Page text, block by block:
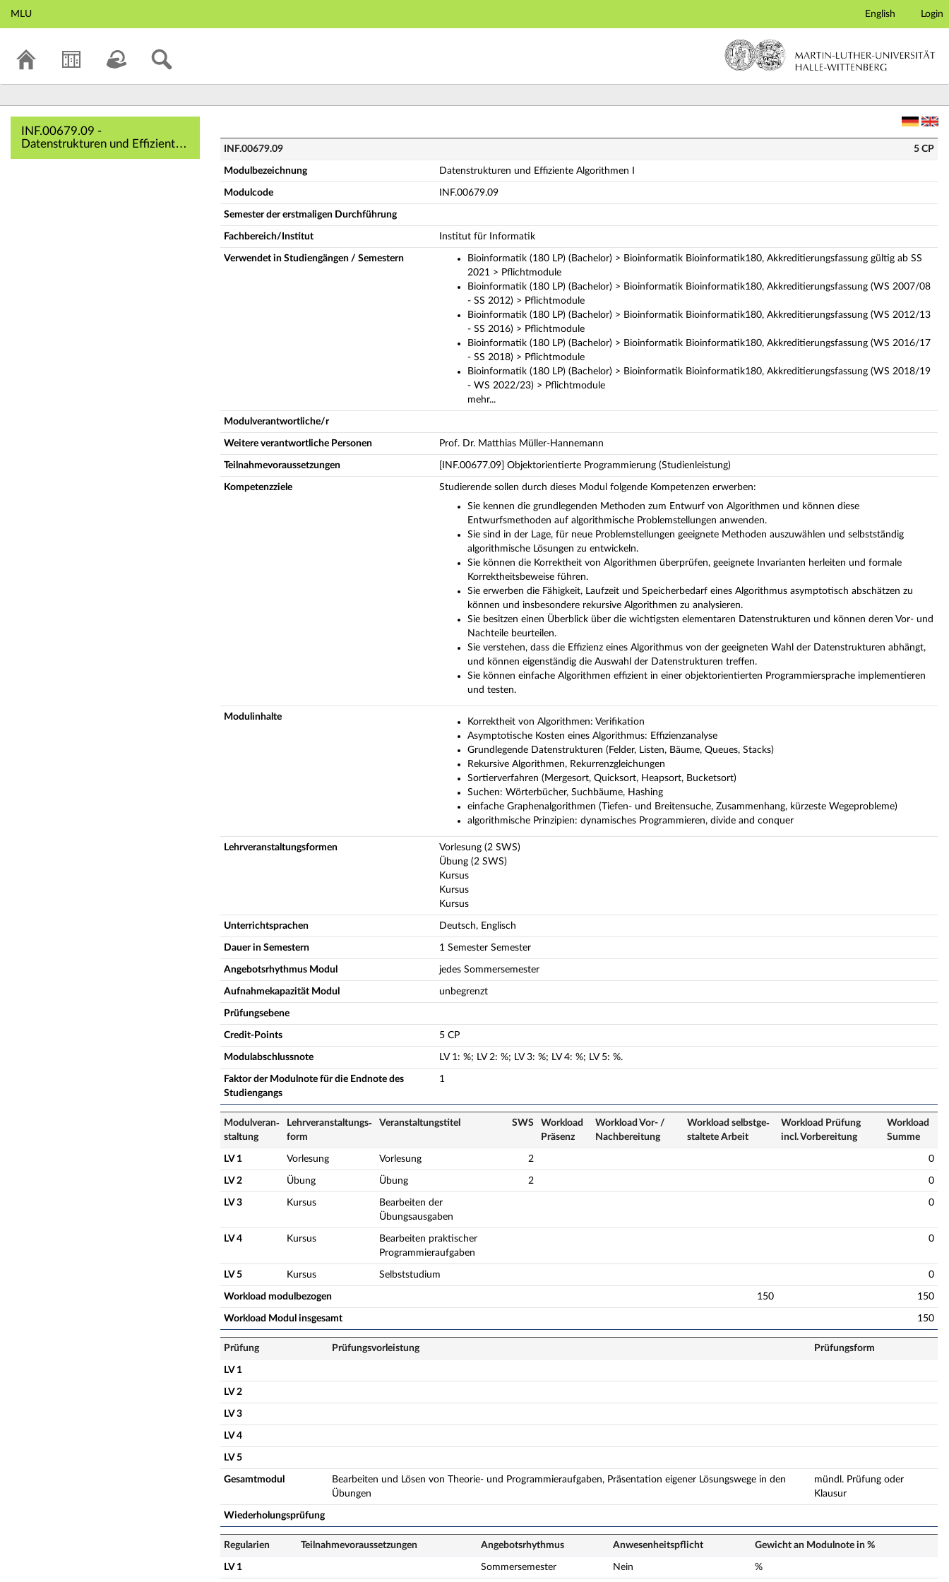
Hauptnavigation
MLU English Login
INF.00679.09 -
Datenstrukturen und Effiziente
Algorithmen I (Vollständige
INF.00679.09 5 CP
Modulbezeichnung Datenstrukturen und Effiziente Algorithmen I
Modulcode INF.00679.09
Semester der erstmaligen Durchführung
Fachbereich/Institut Institut für Informatik
Verwendet in Studiengängen / Semestern
Bioinformatik (180 LP) (Bachelor) > Bioinformatik Bioinformatik180, Akkreditierungsfassung gültig ab SS
2021 > Pflichtmodule
Bioinformatik (180 LP) (Bachelor) > Bioinformatik Bioinformatik180, Akkreditierungsfassung (WS 2007/08
- SS 2012) > Pflichtmodule
Bioinformatik (180 LP) (Bachelor) > Bioinformatik Bioinformatik180, Akkreditierungsfassung (WS 2012/13
- SS 2016) > Pflichtmodule
Bioinformatik (180 LP) (Bachelor) > Bioinformatik Bioinformatik180, Akkreditierungsfassung (WS 2016/17
- SS 2018) > Pflichtmodule
Bioinformatik (180 LP) (Bachelor) > Bioinformatik Bioinformatik180, Akkreditierungsfassung (WS 2018/19
- WS 2022/23) > Pflichtmodule
mehr...
Modulverantwortliche/r
Weitere verantwortliche Personen Prof. Dr. Matthias Müller-Hannemann
Teilnahmevoraussetzungen [INF.00677.09] Objektorientierte Programmierung (Studienleistung)
Kompetenzziele
Studierende sollen durch dieses Modul folgende Kompetenzen erwerben:
Sie kennen die grundlegenden Methoden zum Entwurf von Algorithmen und können diese
Entwurfsmethoden auf algorithmische Problemstellungen anwenden.
Sie sind in der Lage, für neue Problemstellungen geeignete Methoden auszuwählen und selbstständig
algorithmische Lösungen zu entwickeln.
Sie können die Korrektheit von Algorithmen überprüfen, geeignete Invarianten herleiten und formale
Korrektheitsbeweise führen.
Sie erwerben die Fähigkeit, Laufzeit und Speicherbedarf eines Algorithmus asymptotisch abschätzen zu
können und insbesondere rekursive Algorithmen zu analysieren.
Sie besitzen einen Überblick über die wichtigsten elementaren Datenstrukturen und können deren Vor- und
Nachteile beurteilen.
Sie verstehen, dass die Effizienz eines Algorithmus von der geeigneten Wahl der Datenstrukturen abhängt,
und können eigenständig die Auswahl der Datenstrukturen treffen.
Sie können einfache Algorithmen effizient in einer objektorientierten Programmiersprache implementieren
und testen.
Modulinhalte
Korrektheit von Algorithmen: Verifikation
Asymptotische Kosten eines Algorithmus: Effizienzanalyse
Grundlegende Datenstrukturen (Felder, Listen, Bäume, Queues, Stacks)
Rekursive Algorithmen, Rekurrenzgleichungen
Sortierverfahren (Mergesort, Quicksort, Heapsort, Bucketsort)
Suchen: Wörterbücher, Suchbäume, Hashing
einfache Graphenalgorithmen (Tiefen- und Breitensuche, Zusammenhang, kürzeste Wegeprobleme)
algorithmische Prinzipien: dynamisches Programmieren, divide and conquer
Lehrveranstaltungsformen
Vorlesung (2 SWS)
Übung (2 SWS)
Kursus
Kursus
Kursus
Unterrichtsprachen Deutsch, Englisch
Dauer in Semestern 1 Semester Semester
Angebotsrhythmus Modul jedes Sommersemester
Aufnahmekapazität Modul unbegrenzt
Prüfungsebene
Credit-Points 5 CP
Modulabschlussnote LV 1: %; LV 2: %; LV 3: %; LV 4: %; LV 5: %.
Faktor der Modulnote für die Endnote des
Studiengangs
1
Modulveran­
staltung
Lehrveranstaltungs­
form
Veranstaltungs­titel SWS
Workload
Präsenz
Workload Vor- /
Nach­bereitung
Workload selbstge­
staltete Arbeit
Workload Prüfung
incl. Vorbereitung
Workload
Summe
LV 1 Vorlesung Vorlesung 2 0
LV 2 Übung Übung 2 0
LV 3 Kursus
Bearbeiten der
Übungsausgaben
0
LV 4 Kursus
Bearbeiten praktischer
Programmieraufgaben
0
LV 5 Kursus Selbststudium 0
Workload modulbezogen 150 150
Workload Modul insgesamt 150
Prüfung Prüfungsvorleistung Prüfungsform
LV 1
LV 2
LV 3
LV 4
LV 5
Gesamtmodul
Bearbeiten und Lösen von Theorie- und Programmieraufgaben, Präsentation eigener Lösungswege in den
Übungen
mündl. Prüfung oder
Klausur
Wiederholungsprüfung
Regularien Teilnahme­voraussetzungen Angebots­rhythmus Anwesenheits­pflicht Gewicht an Modulnote in %
LV 1 Sommersemester Nein %